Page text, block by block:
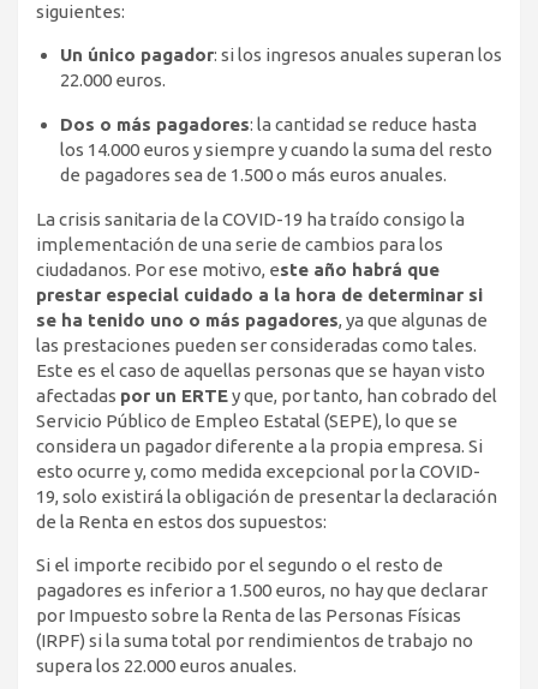
siguientes:
Un único pagador: si los ingresos anuales superan los
22.000 euros.
Dos o más pagadores: la cantidad se reduce hasta
los 14.000 euros y siempre y cuando la suma del resto
de pagadores sea de 1.500 o más euros anuales.
La crisis sanitaria de la COVID-19 ha traído consigo la
implementación de una serie de cambios para los
ciudadanos. Por ese motivo, este año habrá que
prestar especial cuidado a la hora de determinar si
se ha tenido uno o más pagadores, ya que algunas de
las prestaciones pueden ser consideradas como tales.
Este es el caso de aquellas personas que se hayan visto
afectadas por un ERTEy que, por tanto, han cobrado del
Servicio Público de Empleo Estatal (SEPE), lo que se
considera un pagador diferente a la propia empresa. Si
esto ocurre y, como medida excepcional por la COVID-
19, solo existirá la obligación de presentar la declaración
de la Renta en estos dos supuestos:
Si el importe recibido por el segundo o el resto de
pagadores es inferior a 1.500 euros, no hay que declarar
por Impuesto sobre la Renta de las Personas Físicas
(IRPF) si la suma total por rendimientos de trabajo no
supera los 22.000 euros anuales.